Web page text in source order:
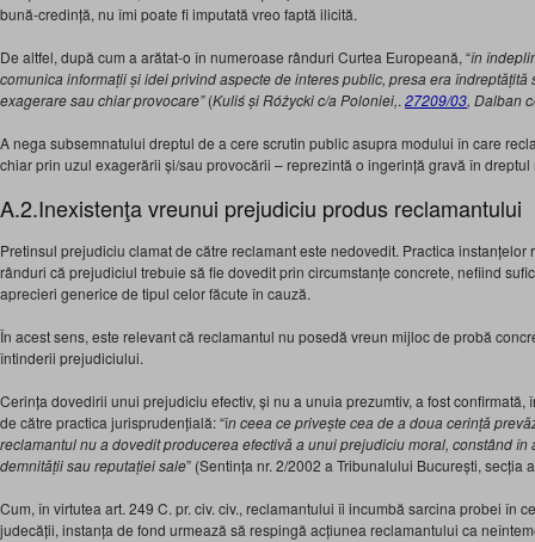
bună-credință, nu îmi poate fi imputată vreo faptă ilicită.
De altfel, după cum a arătat-o în numeroase rânduri Curtea Europeană, “în
comunica informații și idei privind aspecte de interes public, presa era
exagerare sau chiar provocare”(Kuliś și Różycki c/a Poloniei,. 27209/03, Dalban
A nega subsemnatului dreptul de a cere scrutin public asupra modului în care
chiar prin uzul exagerării și/sau provocării – reprezintă o ingerință gravă în
A.2.Inexistenţa vreunui prejudiciu produs reclamantului
Pretinsul prejudiciu clamat de către reclamant este nedovedit. Practica instanțelor
rânduri că prejudiciul trebuie să fie dovedit prin circumstanțe concrete, nefiind
aprecieri generice de tipul celor făcute în cauză.
În acest sens, este relevant că reclamantul nu posedă vreun mijloc de probă
întinderii prejudiciului.
Cerința dovedirii unui prejudiciu efectiv, și nu a unuia prezumtiv, a fost confirmată,
de către practica jurisprudențială: “în ceea ce privește cea de a doua cerință
reclamantul nu a dovedit producerea efectivă a unui prejudiciu moral, constând
demnității sau reputației sale” (Sentința nr. 2/2002 a Tribunalului București, secția
Cum, în virtutea art. 249 C. pr. civ. civ., reclamantului îi incumbă sarcina probei în
judecății, instanța de fond urmează să respingă acțiunea reclamantului ca